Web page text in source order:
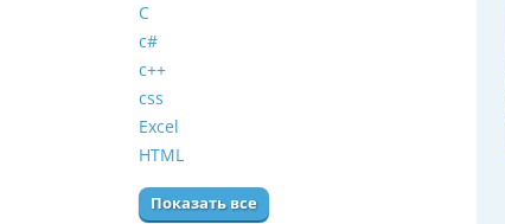
C
c#
c++
css
Excel
HTML
Показать все